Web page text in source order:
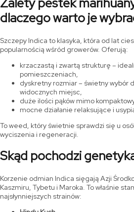
dlaczego warto je
Szczepy Indica to klasyka, która od lat
popularnością wśród growerów. Oferują:
krzaczastą i zwartą strukturę –
pomieszczeniach,
dyskretny rozmiar – świetny wybór
widocznych miejsc,
duże ilości pąków mimo
mocne działanie relaksujące i
To weed, który świetnie sprawdzi się u
wyciszenia i regeneracji.
Skąd pochodzi
Korzenie odmian Indica sięgają Azji
Kaszmiru, Tybetu i Maroka. To właśnie
najsłynniejszych strainów: